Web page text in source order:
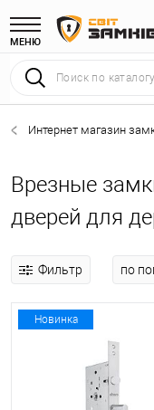
МЕНЮ
Интернет магазин
Врезные
дверей для
Фильтр
Новинка